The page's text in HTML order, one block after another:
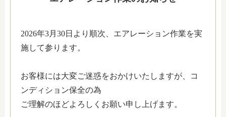
2026年3月30日より順次、エアレーション作業を実
施して参ります。
お客様には大変ご迷惑をおかけいたしますが、コ
ンディション保全の為
ご理解のほどよろしくお願い申し上げます。